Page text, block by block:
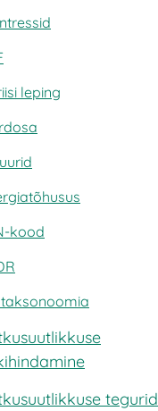
leping
kood
taksonoomia
tegurid